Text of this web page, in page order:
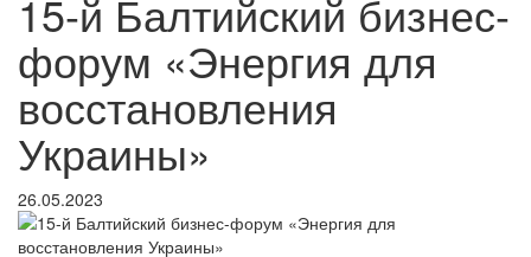
15-й Балтийский бизнес-
форум «Энергия для
восстановления
Украины»
26.05.2023